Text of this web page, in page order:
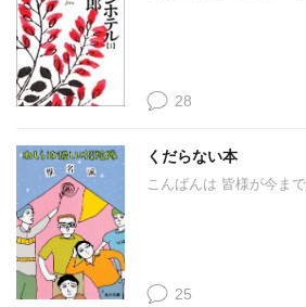
28
くだらない本
こんばんは 皆様が今ま
25